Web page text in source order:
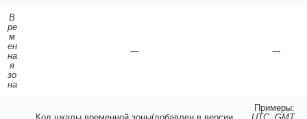
В
ре
м
ен
на
я
зо
на
--- ---
Примеры: